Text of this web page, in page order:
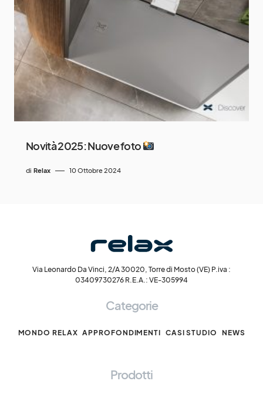
Novità 2025: Nuove foto
di Relax 10 Ottobre 2024
Via Leonardo Da Vinci, 2/A 30020, Torre di Mosto (VE) P.iva :
03409730276 R.E.A.: VE-305994
Categorie
MONDO RELAX APPROFONDIMENTI CASI STUDIO NEWS
Prodotti